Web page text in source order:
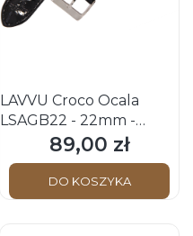
LAVVU Croco Ocala
LSAGB22 - 22mm -
CZARNY - Skórzany
pasek do zegarka
Cena
89,00 zł
DO KOSZYKA